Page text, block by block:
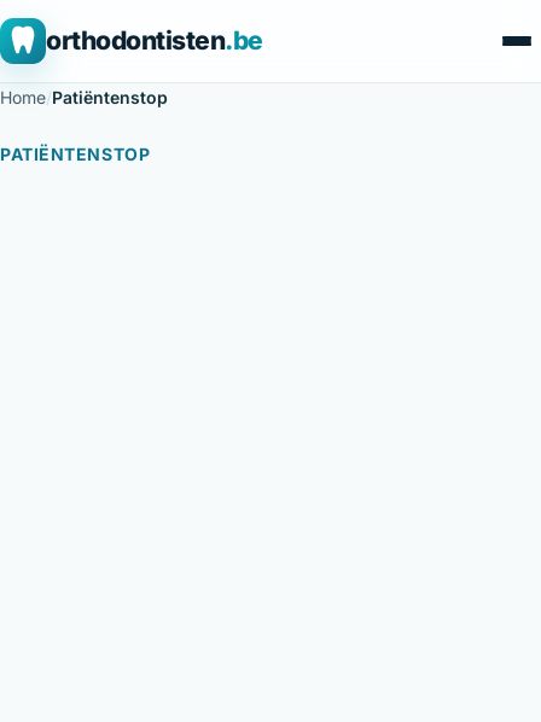
orthodontisten.be
Home/Patiëntenstop
PATIËNTENSTOP